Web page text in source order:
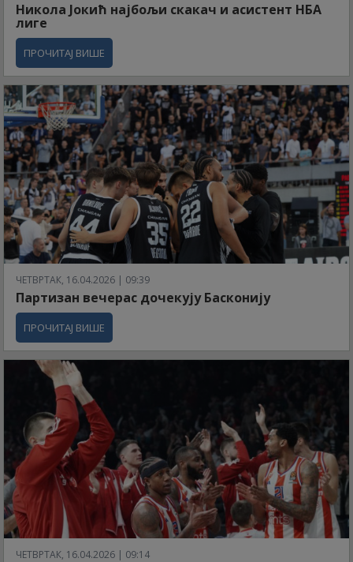
Никола Јокић најбољи скакач и асистент НБА
лиге
ПРОЧИТАЈ ВИШЕ
ЧЕТВРТАК, 16.04.2026 | 09:39
Партизан вечерас дочекују Басконију
ПРОЧИТАЈ ВИШЕ
ЧЕТВРТАК, 16.04.2026 | 09:14